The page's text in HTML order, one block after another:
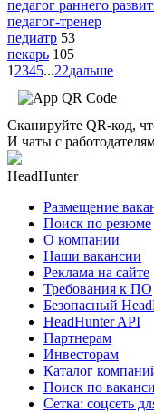
педагог раннего
педагог-тренер
педиатр 53
пекарь 105
1 2345...22дальше
Сканируйте QR-код,
И чаты с
HeadHunter
Размещение
Поиск по резюме
О компании
Наши вакансии
Реклама на сайте
Требования к ПО
Безопасный
HeadHunter API
Партнерам
Инвесторам
Каталог
Поиск по
Сетка: соцсеть